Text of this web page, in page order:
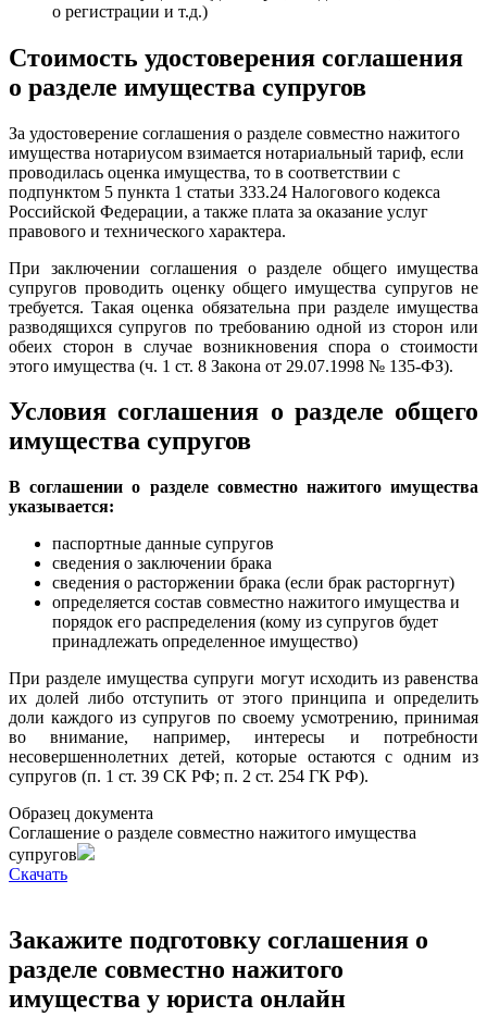
о регистрации и т.д.)
Стоимость удостоверения соглашения
о разделе имущества супругов
За удостоверение соглашения о разделе совместно нажитого
имущества нотариусом взимается нотариальный тариф, если
проводилась оценка имущества, то в соответствии с
подпунктом 5 пункта 1 статьи 333.24 Налогового кодекса
Российской Федерации, а также плата за оказание услуг
правового и технического характера.
При заключении соглашения о разделе общего имущества
супругов проводить оценку общего имущества супругов не
требуется. Такая оценка обязательна при разделе имущества
разводящихся супругов по требованию одной из сторон или
обеих сторон в случае возникновения спора о стоимости
этого имущества (ч. 1 ст. 8 Закона от 29.07.1998 № 135-ФЗ).
Условия соглашения о разделе общего
имущества супругов
В соглашении о разделе совместно нажитого имущества
указывается:
паспортные данные супругов
сведения о заключении брака
сведения о расторжении брака (если брак расторгнут)
определяется состав совместно нажитого имущества и
порядок его распределения (кому из супругов будет
принадлежать определенное имущество)
При разделе имущества супруги могут исходить из равенства
их долей либо отступить от этого принципа и определить
доли каждого из супругов по своему усмотрению, принимая
во внимание, например, интересы и потребности
несовершеннолетних детей, которые остаются с одним из
супругов (п. 1 ст. 39 СК РФ; п. 2 ст. 254 ГК РФ).
Образец документа
Соглашение о разделе совместно нажитого имущества
супругов
Cкачать
Закажите подготовку соглашения о
разделе совместно нажитого
имущества у юриста онлайн